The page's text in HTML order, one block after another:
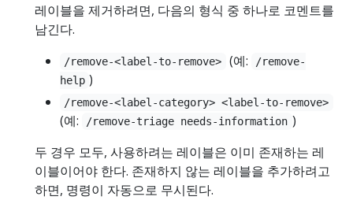
레이블을 제거하려면, 다음의 형식 중 하나로 코멘트를
남긴다.
/remove-<label-to-remove> (예:
/remove-
help )
/remove-<label-category> <label-to-remove>
(예: /remove-triage needs-information )
두 경우 모두, 사용하려는 레이블은 이미 존재하는 레
이블이어야 한다. 존재하지 않는 레이블을 추가하려고
하면, 명령이 자동으로 무시된다.